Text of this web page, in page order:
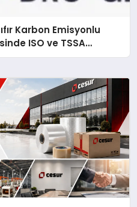
Karbon Emisyonlu
ISO ve TSSA